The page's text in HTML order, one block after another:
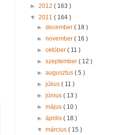
► 2012 ( 163 )
▼ 2011 ( 164 )
►december( 18 )
►november( 16 )
►október( 11 )
►szeptember( 12 )
►augusztus( 5 )
►július( 11 )
►június( 13 )
►május( 10 )
►április( 18 )
▼március( 15 )